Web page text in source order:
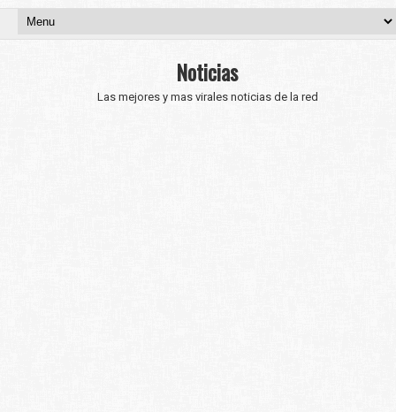
Noticias
Las mejores y mas virales noticias de la red